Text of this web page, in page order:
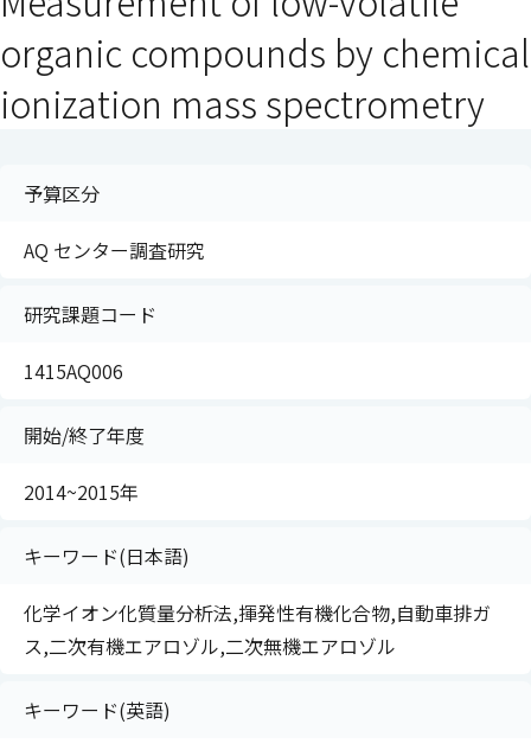
ウで開きます）
ンドウで開きます）
ウインドウで開きます）
organic compounds by chemical
ionization mass spectrometry
予算区分
AQ センター調査研究
研究課題コード
1415AQ006
開始/終了年度
2014~2015年
キーワード(日本語)
化学イオン化質量分析法,揮発性有機化合物,自動車排ガ
ス,二次有機エアロゾル,二次無機エアロゾル
キーワード(英語)